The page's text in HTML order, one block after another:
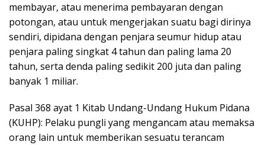
membayar, atau menerima pembayaran dengan
potongan, atau untuk mengerjakan suatu bagi dirinya
sendiri, dipidana dengan penjara seumur hidup atau
penjara paling singkat 4 tahun dan paling lama 20
tahun, serta denda paling sedikit 200 juta dan paling
banyak 1 miliar.
Pasal 368 ayat 1 Kitab Undang-Undang Hukum Pidana
(KUHP): Pelaku pungli yang mengancam atau memaksa
orang lain untuk memberikan sesuatu terancam